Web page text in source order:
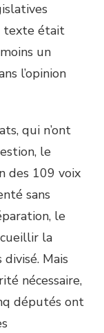
texte était
un
l’opinion
qui n’ont
le
des 109 voix
sans
le
la
Mais
nécessaire,
députés ont